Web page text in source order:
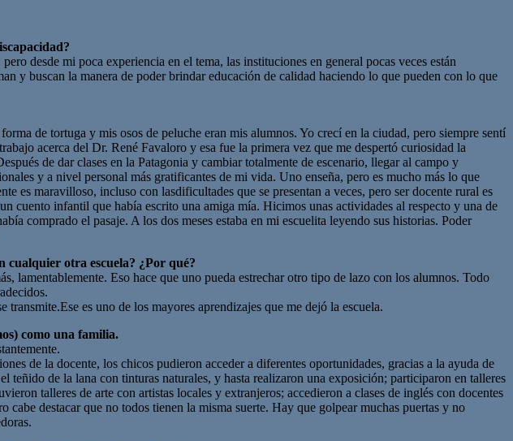
desde mi poca experiencia en el tema, las instituciones en general pocas veces están
y buscan la manera de poder brindar educación de calidad haciendo lo que pueden con lo que
de tortuga y mis osos de peluche eran mis alumnos. Yo crecí en la ciudad, pero siempre sentí
acerca del Dr. René Favaloro y esa fue la primera vez que me despertó curiosidad la
de dar clases en la Patagonia y cambiar totalmente de escenario, llegar al campo y
y a nivel personal más gratificantes de mi vida. Uno enseña, pero es mucho más lo que
es maravilloso, incluso con lasdificultades que se presentan a veces, pero ser docente rural es
cuento infantil que había escrito una amiga mía. Hicimos unas actividades al respecto y una de
comprado el pasaje. A los dos meses estaba en mi escuelita leyendo sus historias. Poder
cualquier otra escuela? ¿Por qué?
lamentablemente. Eso hace que uno pueda estrechar otro tipo de lazo con los alumnos. Todo
es uno de los mayores aprendizajes que me dejó la escuela.
como una familia.
de la docente, los chicos pudieron acceder a diferentes oportunidades, gracias a la ayuda de
de la lana con tinturas naturales, y hasta realizaron una exposición; participaron en talleres
talleres de arte con artistas locales y extranjeros; accedieron a clases de inglés con docentes
destacar que no todos tienen la misma suerte. Hay que golpear muchas puertas y no